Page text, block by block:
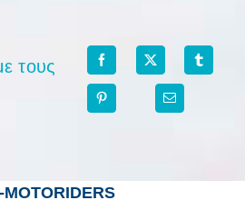
τους
MOTORIDERS